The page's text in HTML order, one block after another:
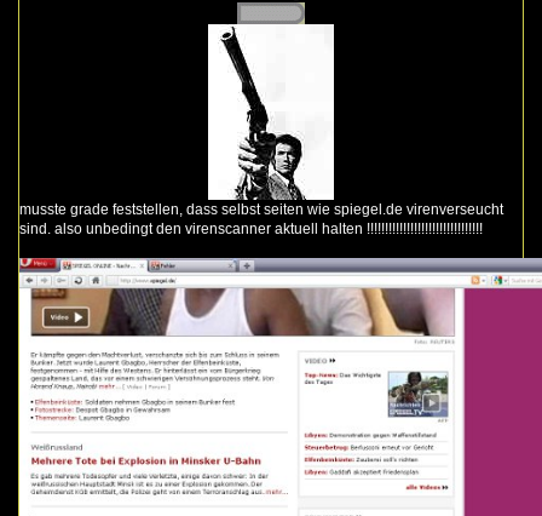
musste grade feststellen, dass selbst seiten wie spiegel.de virenverseucht
sind. also unbedingt den virenscanner aktuell halten !!!!!!!!!!!!!!!!!!!!!!!!!!!!!!!!